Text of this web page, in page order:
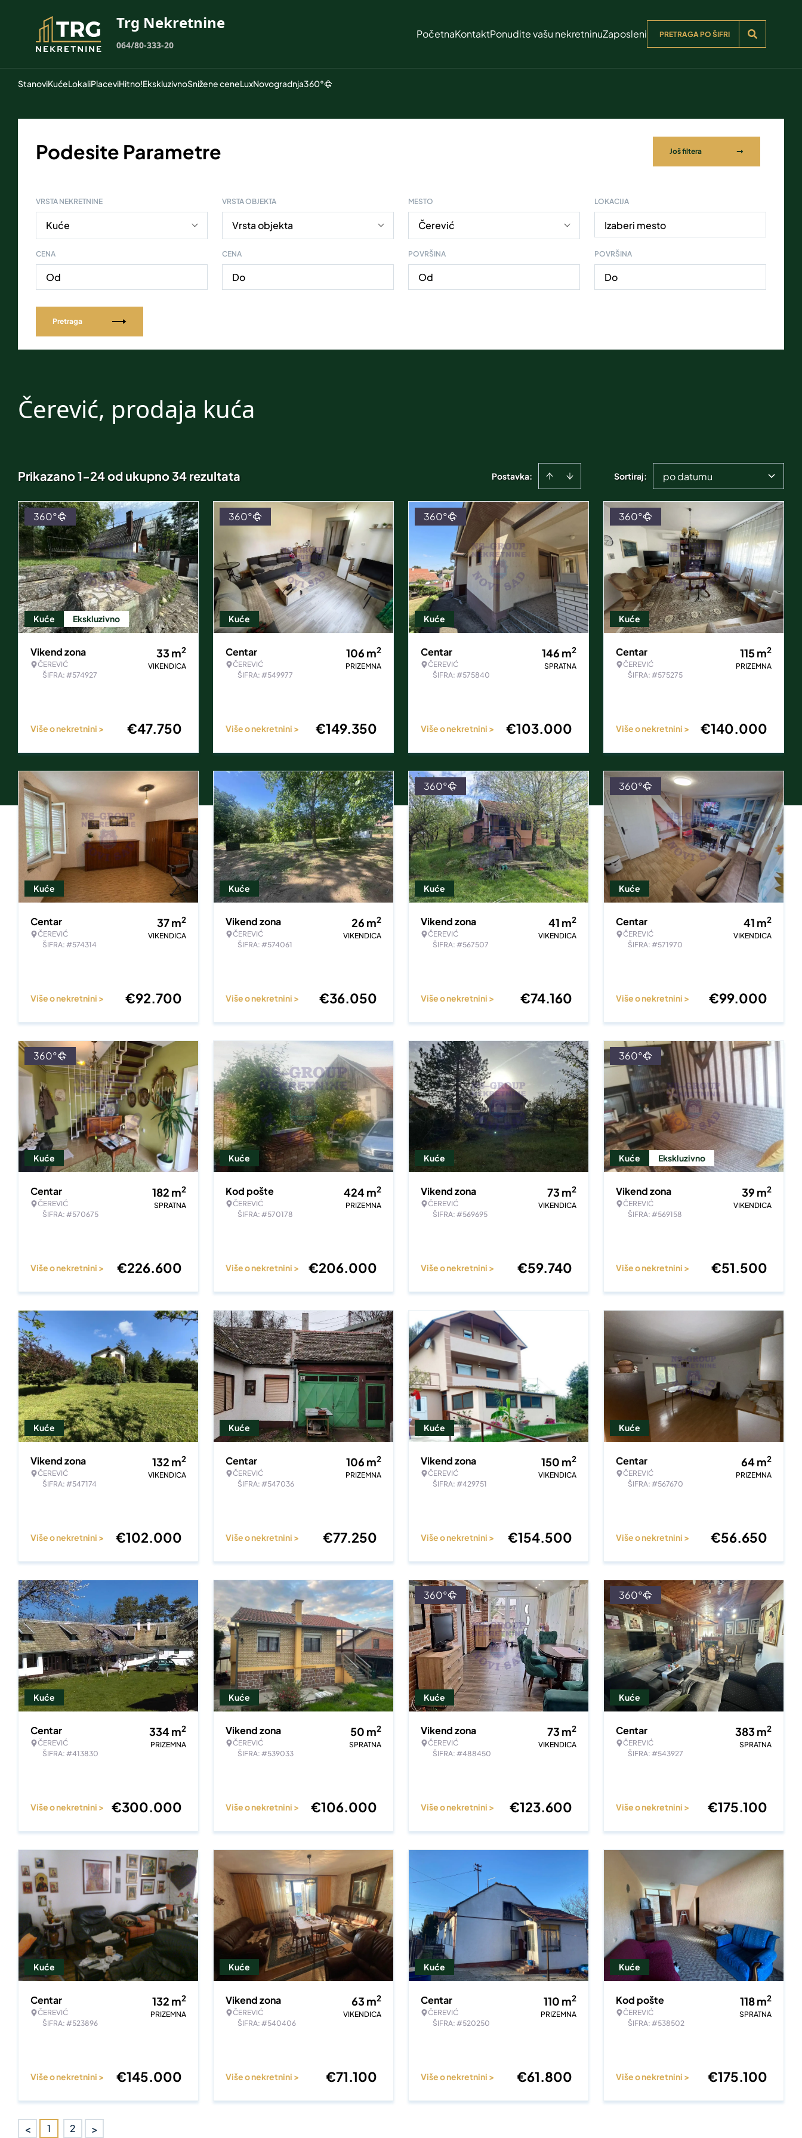
Trg Nekretnine
064/80-333-20
PočetnaKontaktPonudite vašu nekretninuZaposleni
StanoviKućeLokaliPlaceviHitno!EkskluzivnoSnižene ceneLuxNovogradnja360°
Podesite Parametre Još filtera
VRSTA NEKRETNINE VRSTA OBJEKTA MESTO LOKACIJA
Izaberi mesto
CENA CENA POVRŠINA POVRŠINA
Pretraga
Čerević, prodaja kuća
Prikazano 1-24 od ukupno 34 rezultata Postavka: Sortiraj: po datumu
Kuće Ekskluzivno
360°
Vikend zona
ČEREVIĆ
ŠIFRA: #574927
33 m2
VIKENDICA
Više o nekretnini > €47.750
Kuće
360°
Centar
ČEREVIĆ
ŠIFRA: #549977
106 m2
PRIZEMNA
Više o nekretnini > €149.350
Kuće
360°
Centar
ČEREVIĆ
ŠIFRA: #575840
146 m2
SPRATNA
Više o nekretnini > €103.000
Kuće
360°
Centar
ČEREVIĆ
ŠIFRA: #575275
115m2
PRIZEMNA
Više o nekretnini > €140.000
Kuće
Centar
ČEREVIĆ
ŠIFRA: #574314
37m2
VIKENDICA
Više o nekretnini > €92.700
Kuće
Vikend zona
ČEREVIĆ
ŠIFRA: #574061
26 m2
VIKENDICA
Više o nekretnini > €36.050
Kuće
360°
Vikend zona
ČEREVIĆ
ŠIFRA: #567507
41 m2
VIKENDICA
Više o nekretnini > €74.160
Kuće
360°
Centar
ČEREVIĆ
ŠIFRA: #571970
41 m2
VIKENDICA
Više o nekretnini > €99.000
Kuće
360°
Centar
ČEREVIĆ
ŠIFRA: #570675
182 m2
SPRATNA
Više o nekretnini > €226.600
Kuće
Kod pošte
ČEREVIĆ
ŠIFRA: #570178
424m2
PRIZEMNA
Više o nekretnini > €206.000
Kuće
Vikend zona
ČEREVIĆ
ŠIFRA: #569695
73 m2
VIKENDICA
Više o nekretnini > €59.740
Kuće Ekskluzivno
360°
Vikend zona
ČEREVIĆ
ŠIFRA: #569158
39 m2
VIKENDICA
Više o nekretnini > €51.500
Kuće
Vikend zona
ČEREVIĆ
ŠIFRA: #547174
132 m2
VIKENDICA
Više o nekretnini > €102.000
Kuće
Centar
ČEREVIĆ
ŠIFRA: #547036
106 m2
PRIZEMNA
Više o nekretnini > €77.250
Kuće
Vikend zona
ČEREVIĆ
ŠIFRA: #429751
150 m2
VIKENDICA
Više o nekretnini > €154.500
Kuće
Centar
ČEREVIĆ
ŠIFRA: #567670
64m2
PRIZEMNA
Više o nekretnini > €56.650
Kuće
Centar
ČEREVIĆ
ŠIFRA: #413830
334m2
PRIZEMNA
Više o nekretnini > €300.000
Kuće
Vikend zona
ČEREVIĆ
ŠIFRA: #539033
50 m2
SPRATNA
Više o nekretnini > €106.000
Kuće
360°
Vikend zona
ČEREVIĆ
ŠIFRA: #488450
73 m2
VIKENDICA
Više o nekretnini > €123.600
Kuće
360°
Centar
ČEREVIĆ
ŠIFRA: #543927
383 m2
SPRATNA
Više o nekretnini > €175.100
Kuće
Centar
ČEREVIĆ
ŠIFRA: #523896
132 m2
PRIZEMNA
Više o nekretnini > €145.000
Kuće
Vikend zona
ČEREVIĆ
ŠIFRA: #540406
63 m2
VIKENDICA
Više o nekretnini > €71.100
Kuće
Centar
ČEREVIĆ
ŠIFRA: #520250
110 m2
PRIZEMNA
Više o nekretnini > €61.800
Kuće
Kod pošte
ČEREVIĆ
ŠIFRA: #538502
118m2
SPRATNA
Više o nekretnini > €175.100
< 1 2 >